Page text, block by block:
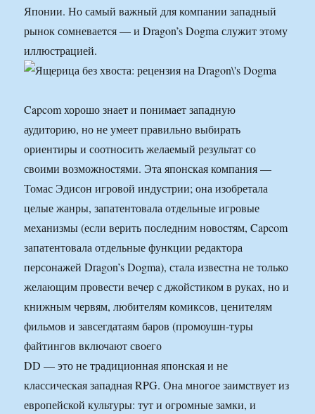
Японии. Но самый важный для компании западный
рынок сомневается — и Dragon’s Dogma служит этому
иллюстрацией.
Capcom хорошо знает и понимает западную
аудиторию, но не умеет правильно выбирать
ориентиры и соотносить желаемый результат со
своими возможностями. Эта японская компания —
Томас Эдисон игровой индустрии; она изобретала
целые жанры, запатентовала отдельные игровые
механизмы (если верить последним новостям, Capcom
запатентовала отдельные функции редактора
персонажей Dragon’s Dogma), стала известна не только
желающим провести вечер с джойстиком в руках, но и
книжным червям, любителям комиксов, ценителям
фильмов и завсегдатаям баров (промоушн-туры
файтингов включают своего
DD — это не традиционная японская и не
классическая западная RPG. Она многое заимствует из
европейской культуры: тут и огромные замки, и